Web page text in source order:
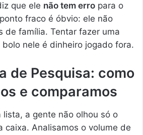
que ele não tem erro para o
fraco é óbvio: ele não
de família. Tentar fazer uma
nele é dinheiro jogado fora.
de Pesquisa: como
e comparamos
lista, a gente não olhou só o
caixa. Analisamos o volume de